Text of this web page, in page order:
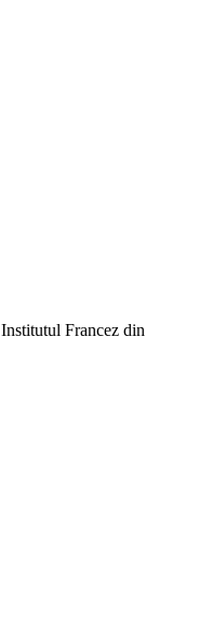
Francez din